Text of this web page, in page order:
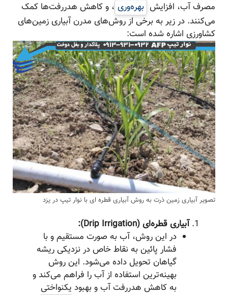
مصرف آب، افزایش بهره‌وری ، و کاهش هدررفت‌ها کمک
می‌کنند. در زیر به برخی از روش‌های مدرن آبیاری زمین‌های
کشاورزی اشاره شده است:
تصویر آبیاری زمین ذرت به روش آبیاری قطره ای با نوار تیپ در یزد
آبیاری قطره‌ای (Drip Irrigation):
در این روش، آب به صورت مستقیم و با
فشار پائین به نقاط خاص در نزدیکی ریشه
گیاهان تحویل داده می‌شود. این روش
بهینه‌ترین استفاده از آب را فراهم می‌کند و
به کاهش هدررفت آب و بهبود یکنواختی